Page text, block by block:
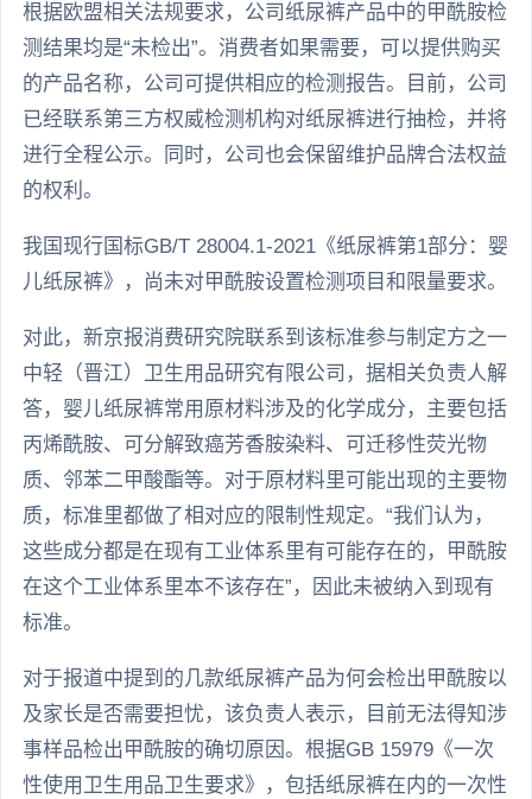
根据欧盟相关法规要求，公司纸尿裤产品中的甲酰胺检
测结果均是“未检出”。消费者如果需要，可以提供购买
的产品名称，公司可提供相应的检测报告。目前，公司
已经联系第三方权威检测机构对纸尿裤进行抽检，并将
进行全程公示。同时，公司也会保留维护品牌合法权益
的权利。
我国现行国标GB/T 28004.1-2021《纸尿裤第1部分：婴
儿纸尿裤》，尚未对甲酰胺设置检测项目和限量要求。
对此，新京报消费研究院联系到该标准参与制定方之一
中轻（晋江）卫生用品研究有限公司，据相关负责人解
答，婴儿纸尿裤常用原材料涉及的化学成分，主要包括
丙烯酰胺、可分解致癌芳香胺染料、可迁移性荧光物
质、邻苯二甲酸酯等。对于原材料里可能出现的主要物
质，标准里都做了相对应的限制性规定。“我们认为，
这些成分都是在现有工业体系里有可能存在的，甲酰胺
在这个工业体系里本不该存在”，因此未被纳入到现有
标准。
对于报道中提到的几款纸尿裤产品为何会检出甲酰胺以
及家长是否需要担忧，该负责人表示，目前无法得知涉
事样品检出甲酰胺的确切原因。根据GB 15979《一次
性使用卫生用品卫生要求》，包括纸尿裤在内的一次性